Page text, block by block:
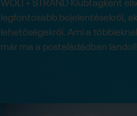
WOLT+ STRAND Klubtagként
legfontosabb bejelentésekről,
lehetőségekről. Ami a
már ma a postaládádban landol!